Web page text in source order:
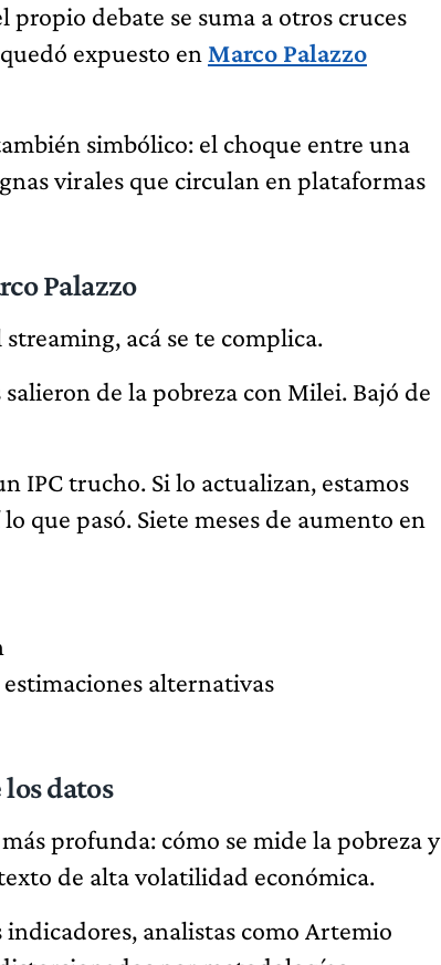
propio debate se suma a otros cruces
expuesto en Marco Palazzo
simbólico: el choque entre una
virales que circulan en plataformas
Palazzo
acá se te complica.
de la pobreza con Milei. Bajó de
IPC trucho. Si lo actualizan, estamos
que pasó. Siete meses de aumento en
alternativas
datos
profunda: cómo se mide la pobreza y
de alta volatilidad económica.
analistas como Artemio